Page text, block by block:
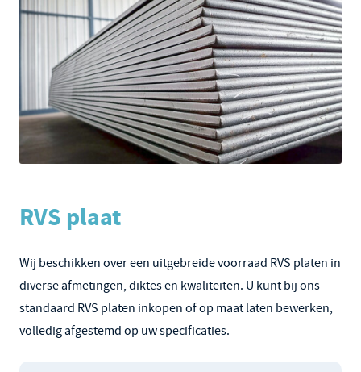
RVS plaat
Wij beschikken over een uitgebreide voorraad RVS platen in
diverse afmetingen, diktes en kwaliteiten. U kunt bij ons
standaard RVS platen inkopen of op maat laten bewerken,
volledig afgestemd op uw specificaties.